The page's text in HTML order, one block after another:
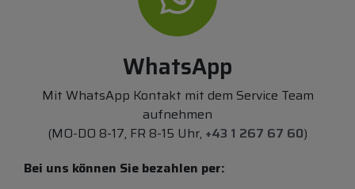
WhatsApp
Mit WhatsApp Kontakt mit dem Service Team
aufnehmen
(MO-DO 8-17, FR 8-15 Uhr, +43 1 267 67 60)
Bei uns können Sie bezahlen per: